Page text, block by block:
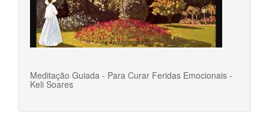
Meditação Guiada - Para Curar Feridas Emocionais -
Keli Soares